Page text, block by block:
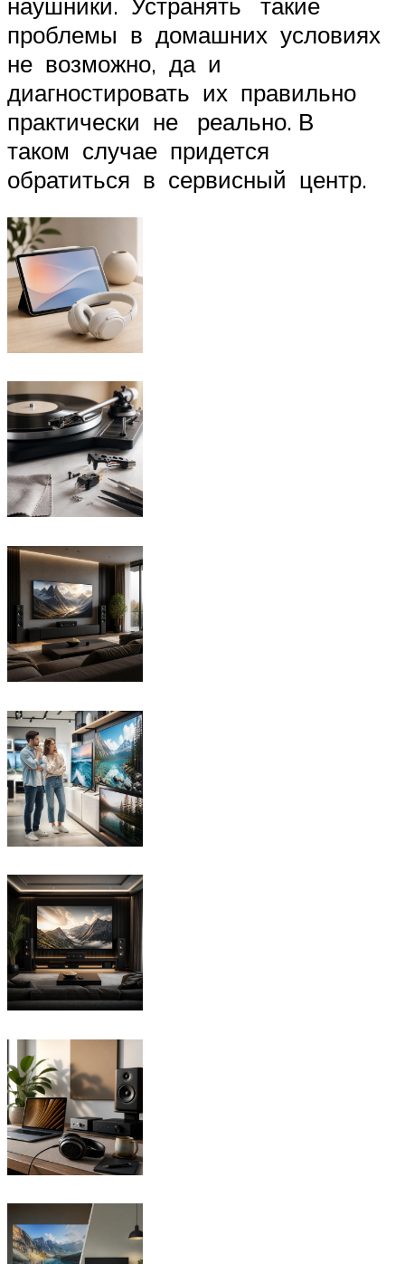
проблемы в домашних условиях
не возможно, да и
диагностировать их правильно
практически не реально. В
таком случае придется
обратиться в сервисный центр.